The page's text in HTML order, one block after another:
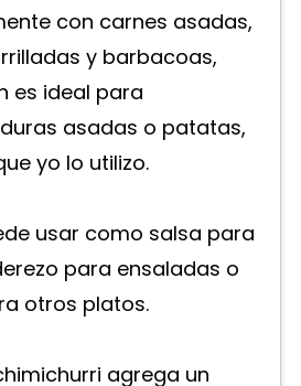
con carnes asadas,
y barbacoas,
es ideal para
asadas o patatas,
yo lo utilizo.
usar como salsa para
para ensaladas o
otros platos.
agrega un